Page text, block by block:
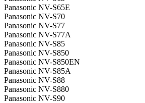
Panasonic NV-S65E
Panasonic NV-S70
Panasonic NV-S77
Panasonic NV-S77A
Panasonic NV-S85
Panasonic NV-S850
Panasonic NV-S850EN
Panasonic NV-S85A
Panasonic NV-S88
Panasonic NV-S880
Panasonic NV-S90